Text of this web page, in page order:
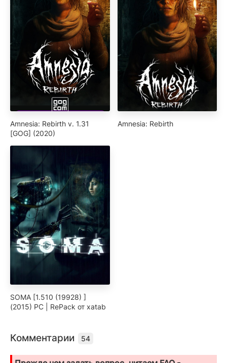
Amnesia: Rebirth v. 1.31
[GOG] (2020)
Amnesia: Rebirth
SOMA [1.510 (19928) ]
(2015) PC | RePack от xatab
Комментарии 54